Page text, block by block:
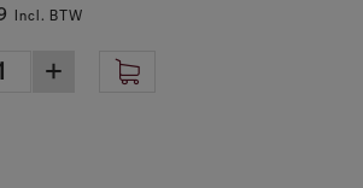
Incl. BTW